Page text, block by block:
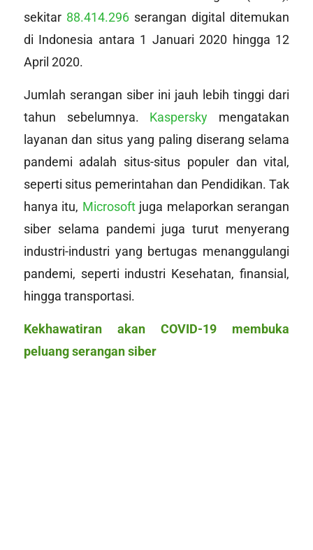
sekitar 88.414.296serangan digital ditemukan
di Indonesia antara 1 Januari 2020 hingga 12
April 2020.
Jumlah serangan siber ini jauh lebih tinggi dari
tahun sebelumnya. Kaspersky mengatakan
layanan dan situs yang paling diserang selama
pandemi adalah situs-situs populer dan vital,
seperti situs pemerintahan dan Pendidikan. Tak
hanya itu, Microsoftjuga melaporkan serangan
siber selama pandemi juga turut menyerang
industri-industri yang bertugas menanggulangi
pandemi, seperti industri Kesehatan, finansial,
hingga transportasi.
Kekhawatiran akan COVID-19 membuka
peluang serangan siber